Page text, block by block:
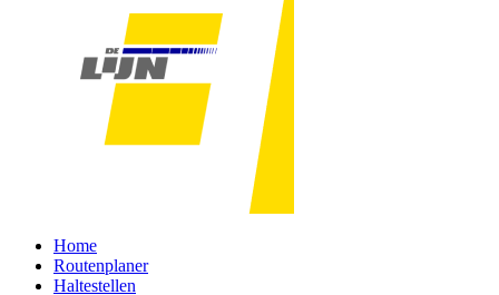
Home
Routenplaner
Haltestellen